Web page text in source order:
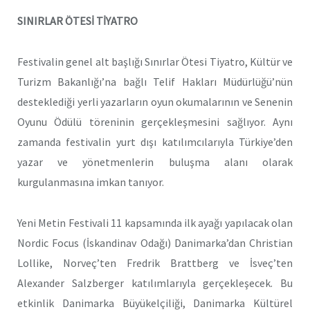
SINIRLAR ÖTESİ TİYATRO
Festivalin genel alt başlığı Sınırlar Ötesi Tiyatro, Kültür ve
Turizm Bakanlığı’na bağlı Telif Hakları Müdürlüğü’nün
desteklediği yerli yazarların oyun okumalarının ve Senenin
Oyunu Ödülü töreninin gerçekleşmesini sağlıyor. Aynı
zamanda festivalin yurt dışı katılımcılarıyla Türkiye’den
yazar ve yönetmenlerin buluşma alanı olarak
kurgulanmasına imkan tanıyor.
Yeni Metin Festivali 11 kapsamında ilk ayağı yapılacak olan
Nordic Focus (İskandinav Odağı) Danimarka’dan Christian
Lollike, Norveç’ten Fredrik Brattberg ve İsveç’ten
Alexander Salzberger katılımlarıyla gerçekleşecek. Bu
etkinlik Danimarka Büyükelçiliği, Danimarka Kültürel